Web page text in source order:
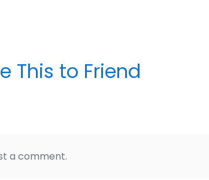
This to Friend
a comment.